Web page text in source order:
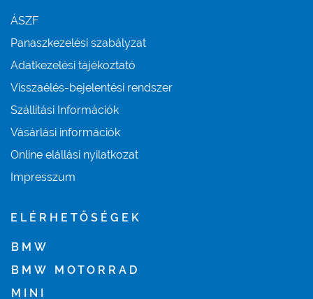
ÁSZF
Panaszkezelési szabályzat
Adatkezelési tájékoztató
Visszaélés-bejelentési rendszer
Szállítási Információk
Vásárlási információk
Online elállási nyilatkozat
Impresszum
ELÉRHETŐSÉGEK
BMW
BMW MOTORRAD
MINI